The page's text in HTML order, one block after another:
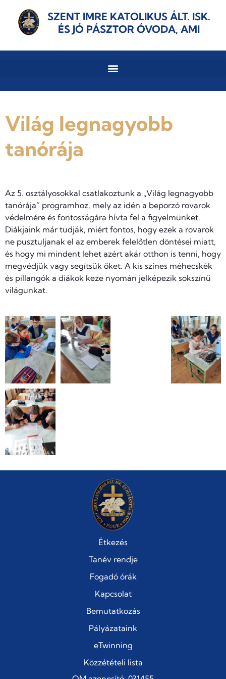
SZENT IMRE KATOLIKUS ÁLT. ISK.
ÉS JÓ PÁSZTOR ÓVODA, AMI
Világ legnagyobb
tanórája
Az 5. osztályosokkal csatlakoztunk a „Világ legnagyobb
tanórája” programhoz, mely az idén a beporzó rovarok
védelmére és fontosságára hívta fel a figyelmünket.
Diákjaink már tudják, miért fontos, hogy ezek a rovarok
ne pusztuljanak el az emberek felelőtlen döntései miatt,
és hogy mi mindent lehet azért akár otthon is tenni, hogy
megvédjük vagy segítsük őket. A kis színes méhecskék
és pillangók a diákok keze nyomán jelképezik sokszínű
világunkat.
Étkezés
Tanév rendje
Fogadó órák
Kapcsolat
Bemutatkozás
Pályázataink
eTwinning
Közzétételi lista